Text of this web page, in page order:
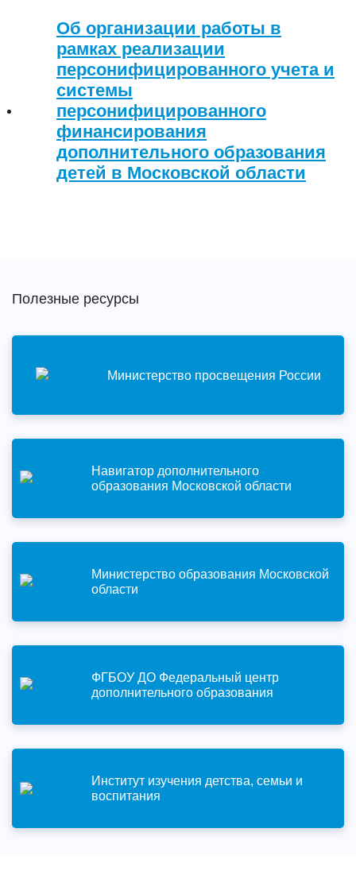
Об организации работы в
рамках реализации
персонифицированного учета и
системы
персонифицированного
финансирования
дополнительного образования
детей в Московской области
Полезные ресурсы
Министерство просвещения России
Навигатор дополнительного
образования Московской области
Министерство образования Московской
области
ФГБОУ ДО Федеральный центр
дополнительного образования
Институт изучения детства, семьи и
воспитания